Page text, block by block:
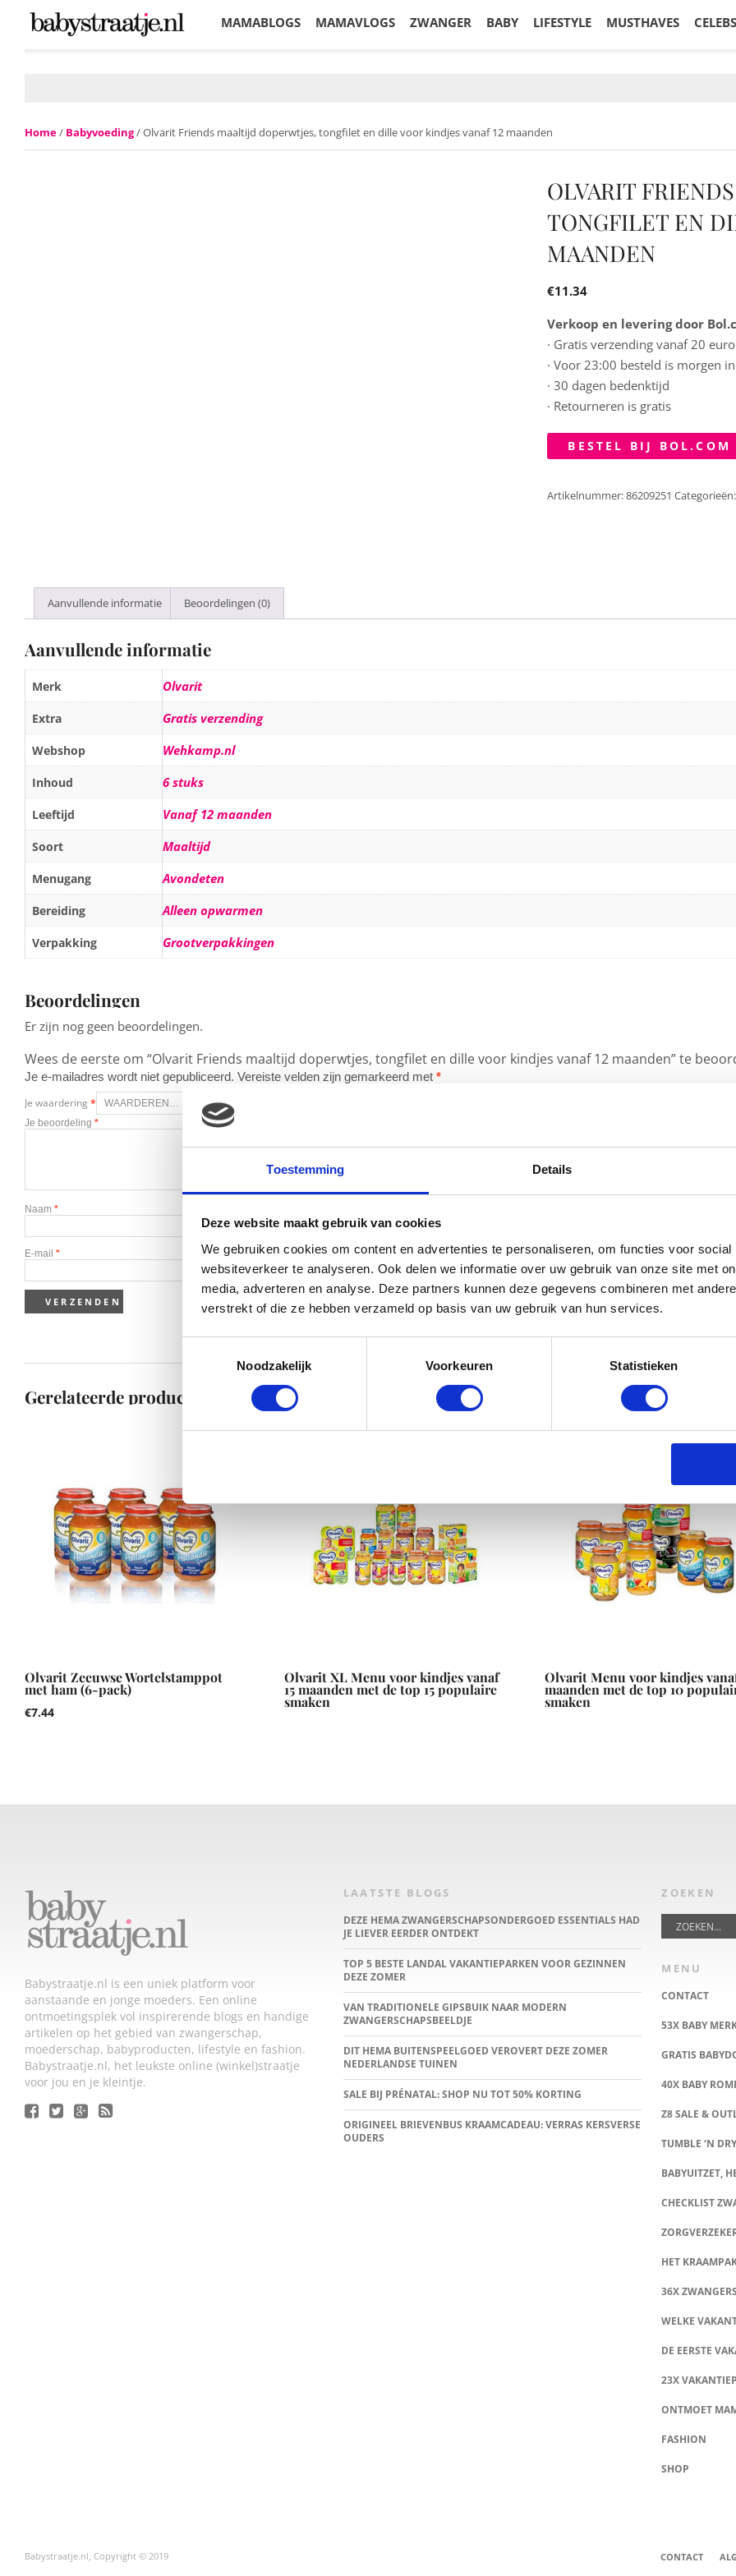
Toestemming Details
Deze website maakt gebruik van cookies
We gebruiken cookies om content en advertenties te personaliseren, om functies voor social
websiteverkeer te analyseren. Ook delen we informatie over uw gebruik van onze site met
media, adverteren en analyse. Deze partners kunnen deze gegevens combineren met
verstrekt of die ze hebben verzameld op basis van uw gebruik van hun services.
Noodzakelijk
Voorkeuren Statistieken
MAMABLOGS MAMAVLOGS ZWANGER BABY LIFESTYLE MUSTHAVES CELEBS
Home/ Babyvoeding/ Olvarit Friends maaltijd doperwtjes, tongfilet en dille voor kindjes vanaf 12 maanden
OLVARIT
TONGFILET EN
MAANDEN
€11.34
Verkoop en levering door
· Gratis verzending vanaf 20 euro
· Voor 23:00 besteld is morgen
· 30 dagen bedenktijd
· Retourneren is gratis
BESTEL BIJ BOL.COM
Artikelnummer:86209251 Categorieën:
Aanvullende informatie Beoordelingen (0)
Aanvullende informatie
Merk Olvarit
Extra Gratis verzending
Webshop Wehkamp.nl
Inhoud 6 stuks
Leeftijd Vanaf 12 maanden
Soort Maaltijd
Menugang Avondeten
Bereiding Alleen opwarmen
Verpakking Grootverpakkingen
Beoordelingen
Er zijn nog geen beoordelingen.
Wees de eerste om “Olvarit Friends maaltijd doperwtjes, tongfilet en dille voor kindjes vanaf 12 maanden” te
Je e-mailadres wordt niet gepubliceerd. Vereiste velden zijn gemarkeerd met *
Je waardering *
Je beoordeling *
Naam *
E-mail *
Gerelateerde producten
Olvarit Zeeuwse Wortelstamppot
met ham (6-pack)
€7.44
Olvarit XL Menu voor kindjes vanaf
15 maanden met de top 15 populaire
smaken
Olvarit Menu voor kindjes
maanden met de top 10
smaken
Babystraatje.nl is een uniek platform voor
aanstaande en jonge moeders. Een online
ontmoetingsplek vol inspirerende blogs en handige
artikelen op het gebied van zwangerschap,
moederschap, babyproducten, lifestyle en fashion.
Babystraatje.nl, het leukste online (winkel)straatje
voor jou en je kleintje.
LAATSTE BLOGS
DEZE HEMA ZWANGERSCHAPSONDERGOED ESSENTIALS HAD
JE LIEVER EERDER ONTDEKT
TOP 5 BESTE LANDAL VAKANTIEPARKEN VOOR GEZINNEN
DEZE ZOMER
VAN TRADITIONELE GIPSBUIK NAAR MODERN
ZWANGERSCHAPSBEELDJE
DIT HEMA BUITENSPEELGOED VEROVERT DEZE ZOMER
NEDERLANDSE TUINEN
SALE BIJ PRÉNATAL: SHOP NU TOT 50% KORTING
ORIGINEEL BRIEVENBUS KRAAMCADEAU: VERRAS KERSVERSE
OUDERS
ZOEKEN
MENU
CONTACT
53X BABY
GRATIS
40X BABY
Z8 SALE &
TUMBLE ‘N
BABYUITZET,
CHECKLIST
HET
36X
WELKE
DE EERSTE
23X
ONTMOET
FASHION
SHOP
CONTACT
Babystraatje.nl, Copyright © 2019